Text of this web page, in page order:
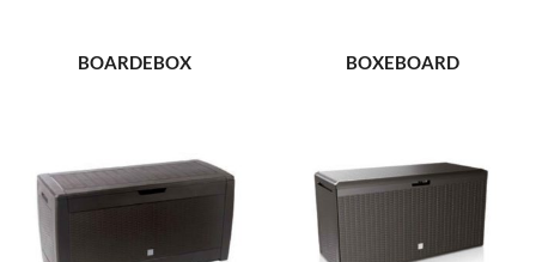
BOARDEBOX BOXEBOARD